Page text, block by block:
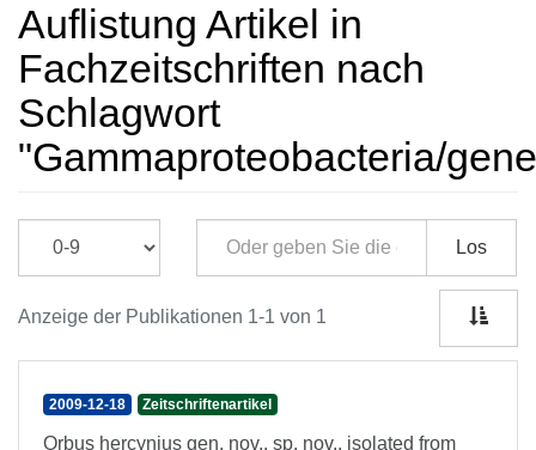
Auflistung Artikel in
Fachzeitschriften nach
Schlagwort
"Gammaproteobacteria/
Los
Anzeige der Publikationen 1-1 von 1
2009-12-18 Zeitschriftenartikel
Orbus hercynius gen. nov., sp. nov., isolated from